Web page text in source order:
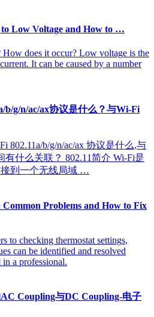
to Low Voltage and How to …
does it occur? Low voltage is the
It can be caused by a number
b/g/n/ac/ax协议是什么？与Wi-Fi
802.11a/b/g/n/ac/ax 协议是什么,与
有什么关联？ 802.11简介 Wi-Fi是
到一个无线局域 …
Problems and How to Fix
to checking thermostat settings,
can be identified and resolved
a professional.
Coupling与DC Coupling-电子